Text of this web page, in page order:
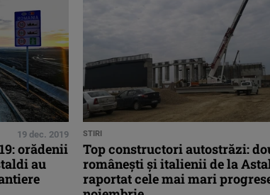
19 dec. 2019
orădenii
au
STIRI
Top constructori autostrăzi:
româneşti şi italienii de la
raportat cele mai mari